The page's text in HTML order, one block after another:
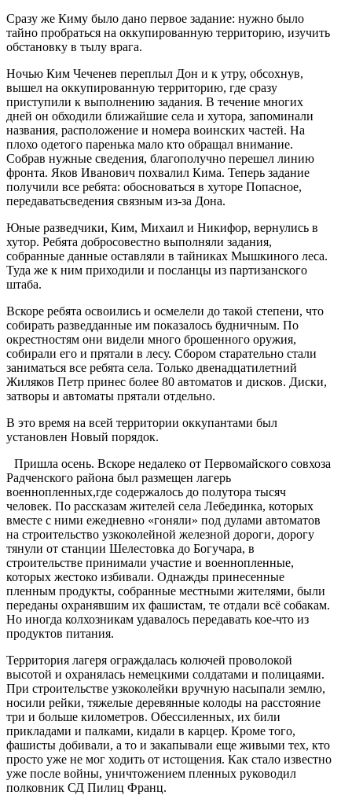
Сразу же Киму было дано первое задание: нужно было
тайно пробраться на оккупированную территорию, изучить
обстановку в тылу врага.
Ночью Ким Чеченев переплыл Дон и к утру, обсохнув,
вышел на оккупированную территорию, где сразу
приступили к выполнению задания. В течение многих
дней он обходили ближайшие села и хутора, запоминали
названия, расположение и номера воинских частей. На
плохо одетого паренька мало кто обращал внимание.
Собрав нужные сведения, благополучно перешел линию
фронта. Яков Иванович похвалил Кима. Теперь задание
получили все ребята: обосноваться в хуторе Попасное,
передаватьсведения связным из-за Дона.
Юные разведчики, Ким, Михаил и Никифор, вернулись в
хутор. Ребята добросовестно выполняли задания,
собранные данные оставляли в тайниках Мышкиного леса.
Туда же к ним приходили и посланцы из партизанского
штаба.
Вскоре ребята освоились и осмелели до такой степени, что
собирать разведданные им показалось будничным. По
окрестностям они видели много брошенного оружия,
собирали его и прятали в лесу. Сбором старательно стали
заниматься все ребята села. Только двенадцатилетний
Жиляков Петр принес более 80 автоматов и дисков. Диски,
затворы и автоматы прятали отдельно.
В это время на всей территории оккупантами был
установлен Новый порядок.
Пришла осень. Вскоре недалеко от Первомайского совхоза
Радченского района был размещен лагерь
военнопленных,где содержалось до полутора тысяч
человек. По рассказам жителей села Лебединка, которых
вместе с ними ежедневно «гоняли» под дулами автоматов
на строительство узкоколейной железной дороги, дорогу
тянули от станции Шелестовка до Богучара, в
строительстве принимали участие и военнопленные,
которых жестоко избивали. Однажды принесенные
пленным продукты, собранные местными жителями, были
переданы охранявшим их фашистам, те отдали всё собакам.
Но иногда колхозникам удавалось передавать кое-что из
продуктов питания.
Территория лагеря ограждалась колючей проволокой
высотой и охранялась немецкими солдатами и полицаями.
При строительстве узкоколейки вручную насыпали землю,
носили рейки, тяжелые деревянные колоды на расстояние
три и больше километров. Обессиленных, их били
прикладами и палками, кидали в карцер. Кроме того,
фашисты добивали, а то и закапывали еще живыми тех, кто
просто уже не мог ходить от истощения. Как стало известно
уже после войны, уничтожением пленных руководил
полковник СД Пилиц Франц.